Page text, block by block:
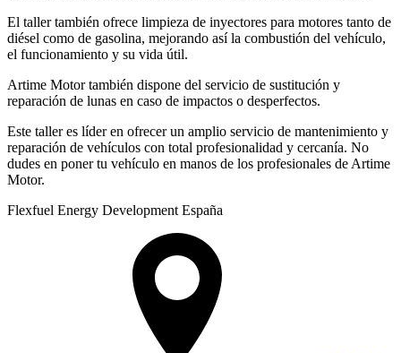
El taller también ofrece limpieza de inyectores para motores tanto de
diésel como de gasolina, mejorando así la combustión del vehículo,
el funcionamiento y su vida útil.
Artime Motor también dispone del servicio de sustitución y
reparación de lunas en caso de impactos o desperfectos.
Este taller es líder en ofrecer un amplio servicio de mantenimiento y
reparación de vehículos con total profesionalidad y cercanía. No
dudes en poner tu vehículo en manos de los profesionales de Artime
Motor.
Flexfuel Energy Development España